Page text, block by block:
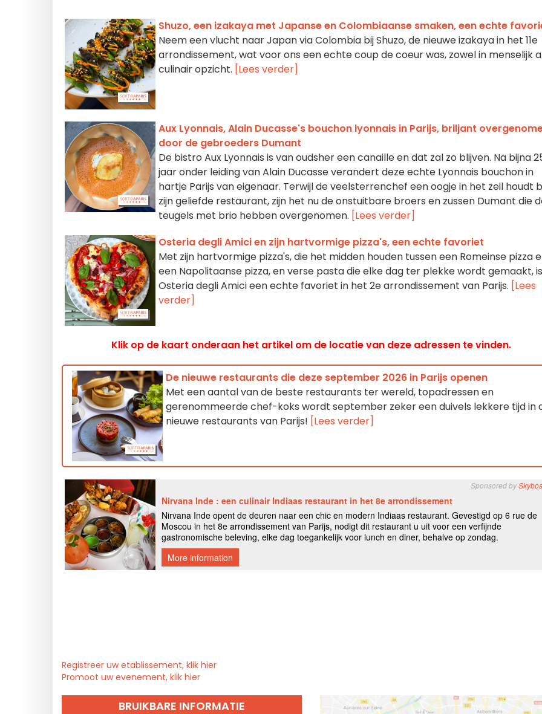
Shuzo, een izakaya met Japanse en Colombiaanse smaken, een echte
Neem een vlucht naar Japan via Colombia bij Shuzo, de nieuwe izakaya in het 11e
arrondissement, wat voor ons een echte coup de coeur was, zowel in menselijk
culinair opzicht. [Lees verder]
Aux Lyonnais, Alain Ducasse's bouchon lyonnais in Parijs, briljant
door de gebroeders Dumant
De bistro Aux Lyonnais is van oudsher een canaille en dat zal zo blijven. Na bijna
jaar onder leiding van Alain Ducasse verandert deze echte Lyonnais bouchon in
hartje Parijs van eigenaar. Terwijl de veelsterrenchef een oogje in het zeil houdt
zijn geliefde restaurant, zijn het nu de onstuitbare broers en zussen Dumant die
teugels met brio hebben overgenomen. [Lees verder]
Osteria degli Amici en zijn hartvormige pizza's, een echte favoriet
Met zijn hartvormige pizza's, die het midden houden tussen een Romeinse pizza
een Napolitaanse pizza, en verse pasta die elke dag ter plekke wordt gemaakt, is
Osteria degli Amici een echte favoriet in het 2e arrondissement van Parijs. [Lees
verder]
Klik op de kaart onderaan het artikel om de locatie van deze adressen te vinden.
De nieuwe restaurants die deze september 2026 in Parijs openen
Met een aantal van de beste restaurants ter wereld, topadressen en
gerenommeerde chef-koks wordt september zeker een duivels lekkere tijd in
nieuwe restaurants van Parijs! [Lees verder]
Registreer uw etablissement, klik hier
Promoot uw evenement, klik hier
BRUIKBARE INFORMATIE